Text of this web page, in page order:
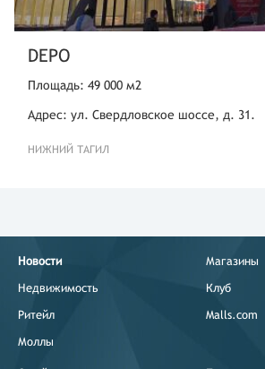
DEPO
Площадь: 49 000 м2
Адрес: ул. Свердловское шоссе, д. 31.
НИЖНИЙ ТАГИЛ
Новости
Недвижимость
Ритейл
Моллы
Магазины
Клуб
Malls.com